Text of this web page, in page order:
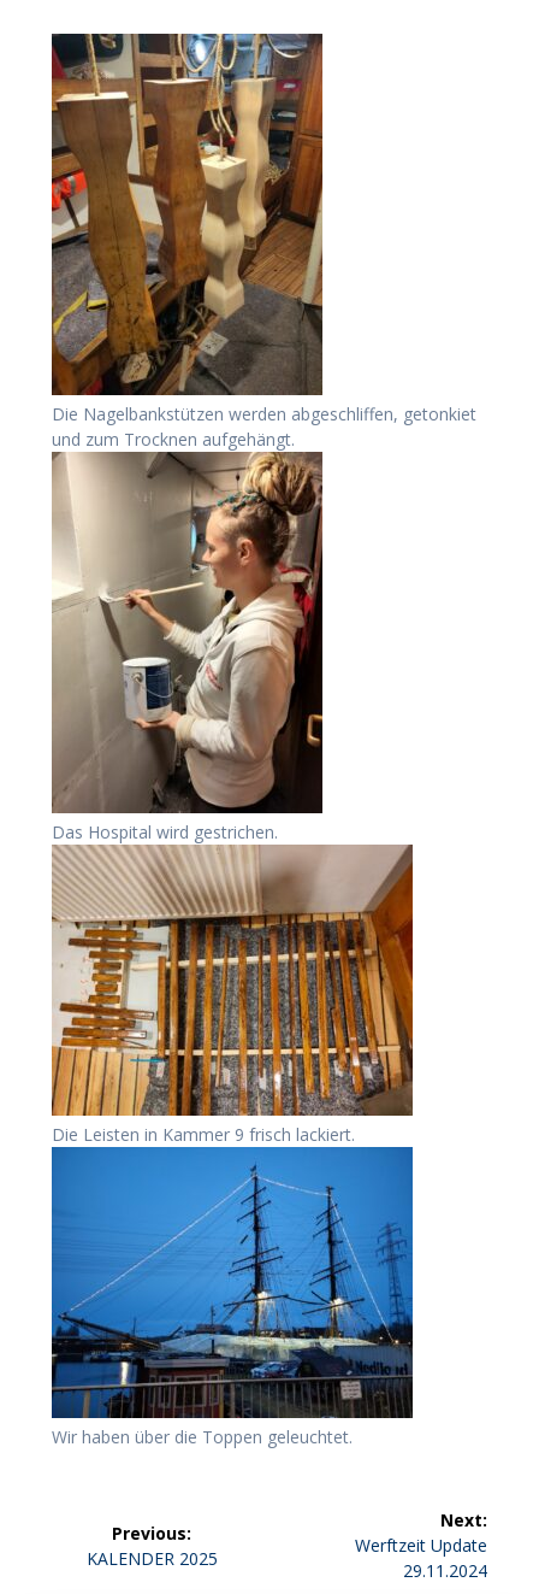
Die Nagelbankstützen werden abgeschliffen, getonkiet
und zum Trocknen aufgehängt.
Das Hospital wird gestrichen.
Die Leisten in Kammer 9 frisch lackiert.
Wir haben über die Toppen geleuchtet.
Previous:
Previous
KALENDER 2025
Next:
Next
Werftzeit Update
29.11.2024